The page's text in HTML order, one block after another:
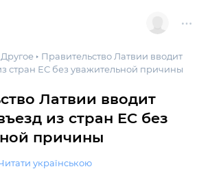
Другое
Правительство Латвии вводит
стран ЕС без уважительной причины
Латвии вводит
из стран ЕС без
причины
українською